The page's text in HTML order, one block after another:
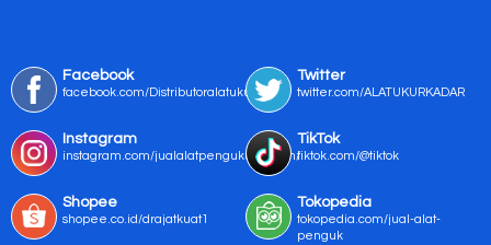
Facebook
facebook.com/Distributoralatukur
Twitter
twitter.com/ALATUKURKADAR
Instagram
instagram.com/jualalatpengukurmurah/
TikTok
tiktok.com/@tiktok
Shopee
shopee.co.id/drajatkuat1
Tokopedia
tokopedia.com/jual-alat-
penguk